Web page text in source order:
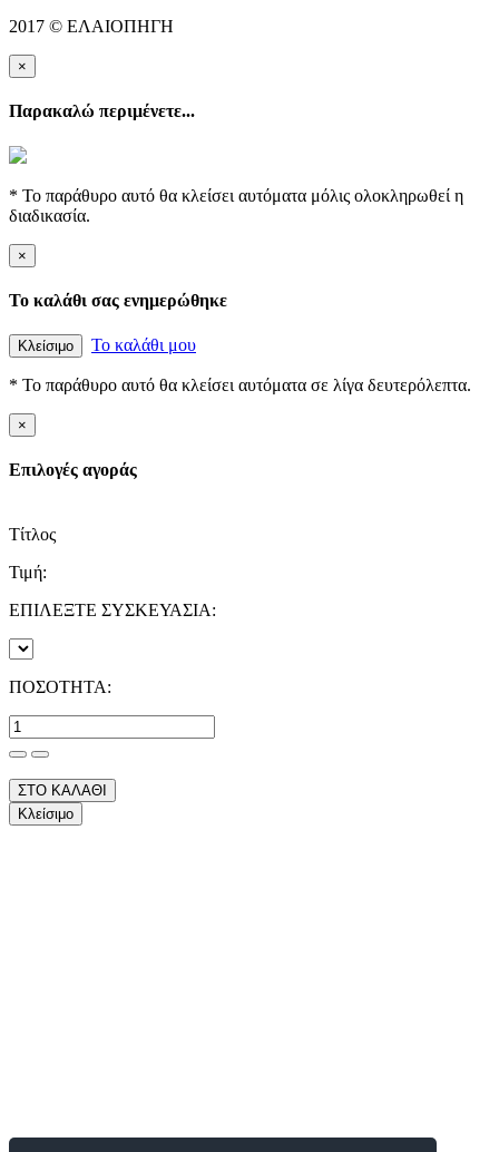
2017 © ΕΛΑΙΟΠΗΓΗ
×
Παρακαλώ περιμένετε...
* Το παράθυρο αυτό θα κλείσει αυτόματα μόλις ολοκληρωθεί η
διαδικασία.
×
Το καλάθι σας ενημερώθηκε
Κλείσιμο Το καλάθι μου
* Το παράθυρο αυτό θα κλείσει αυτόματα σε λίγα δευτερόλεπτα.
×
Επιλογές αγοράς
Τίτλος
Τιμή:
ΕΠΙΛΕΞΤΕ ΣΥΣΚΕΥΑΣΙΑ:
ΠΟΣΟΤΗΤΑ:
ΣΤΟ ΚΑΛΑΘΙ
Κλείσιμο